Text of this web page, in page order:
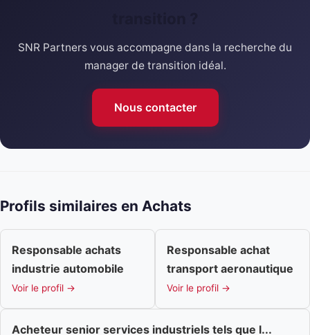
SNR Partners vous accompagne dans la recherche du
manager de transition idéal.
Nous contacter
Profils similaires en Achats
Responsable achats
industrie automobile
Voir le profil →
Responsable achat
transport aeronautique
Voir le profil →
Acheteur senior services industriels tels que l...